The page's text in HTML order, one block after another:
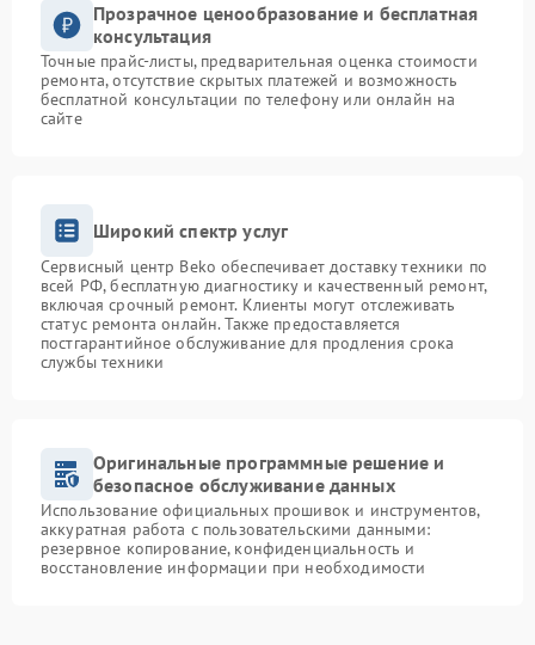
Прозрачное ценообразование и бесплатная
консультация
Точные прайс-листы, предварительная оценка стоимости
ремонта, отсутствие скрытых платежей и возможность
бесплатной консультации по телефону или онлайн на
сайте
Широкий спектр услуг
Сервисный центр Beko обеспечивает доставку техники по
всей РФ, бесплатную диагностику и качественный ремонт,
включая срочный ремонт. Клиенты могут отслеживать
статус ремонта онлайн. Также предоставляется
постгарантийное обслуживание для продления срока
службы техники
Оригинальные программные решение и
безопасное обслуживание данных
Использование официальных прошивок и инструментов,
аккуратная работа с пользовательскими данными:
резервное копирование, конфиденциальность и
восстановление информации при необходимости